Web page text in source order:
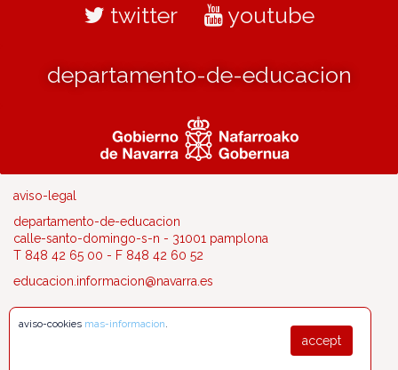
twitter youtube
departamento-de-educacion
aviso-legal
departamento-de-educacion
calle-santo-domingo-s-n - 31001 pamplona
T 848 42 65 00 - F 848 42 60 52
educacion.informacion@navarra.es
accept
aviso-cookies mas-informacion.